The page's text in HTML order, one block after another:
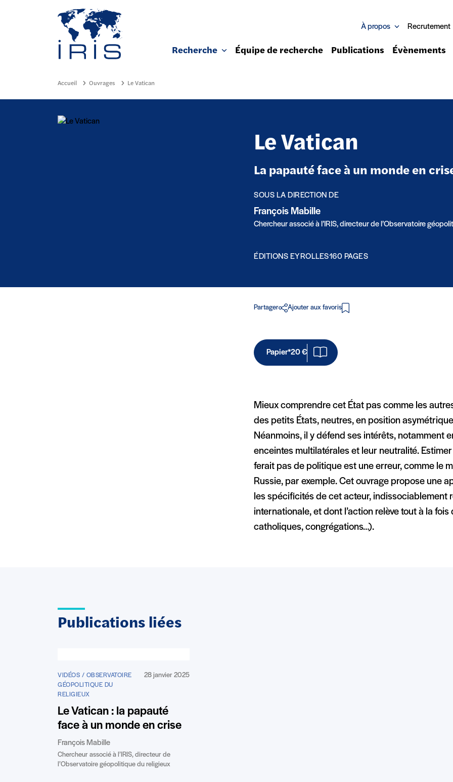
Aller au contenu principal
À propos Recrutement
Recherche Équipe de recherche Publications Évènements
Accueil Ouvrages Le Vatican
Le Vatican
La papauté face à un monde en
SOUS LA DIRECTION DE
François Mabille
Chercheur associé à l’IRIS, directeur de l’Observatoire
ÉDITIONS EYROLLES160 PAGES
Partager Ajouter aux favoris
Papier*20 €
Mieux comprendre cet État pas comme les
des petits États, neutres, en position
Néanmoins, il y défend ses intérêts, notamment
enceintes multilatérales et leur neutralité.
ferait pas de politique est une erreur, comme le
Russie, par exemple. Cet ouvrage propose une
les spécificités de cet acteur, indissociablement
internationale, et dont l’action relève tout à la
catholiques, congrégations…).
Publications liées
VIDÉOS / OBSERVATOIRE
GÉOPOLITIQUE DU
RELIGIEUX
28 janvier 2025
Le Vatican : la papauté
face à un monde en crise
François Mabille
Chercheur associé à l’IRIS, directeur de
l’Observatoire géopolitique du religieux